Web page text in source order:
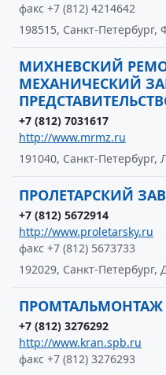
факс +7 (812) 4214642
198515, Санкт-Петербург,
МИХНЕВСКИЙ
МЕХАНИЧЕСКИЙ
+7 (812) 7031617
http://www.mrmz.ru
191040, Санкт-Петербург,
ПРОЛЕТАРСКИЙ
+7 (812) 5672914
http://www.proletarsky.ru
факс +7 (812) 5673733
192029, Санкт-Петербург,
ПРОМТАЛЬМОНТАЖ
+7 (812) 3276292
http://www.kran.spb.ru
факс +7 (812) 3276293